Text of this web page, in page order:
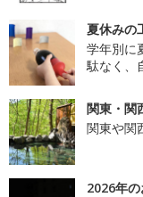
夏休みの
学年別に
駄なく、
関東・関
関東や関
2026年